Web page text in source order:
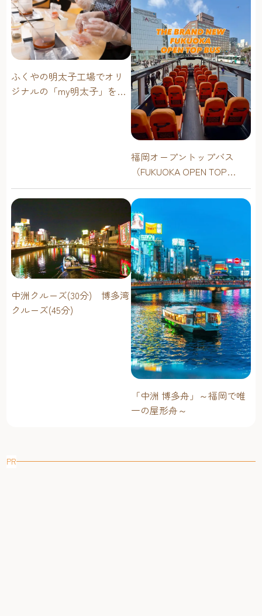
ふくやの明太子工場でオリ
ジナルの「my明太子」を作
福岡オープントップバス
（FUKUOKA OPEN TOP
BUS）
中洲クルーズ(30分) 博多湾
クルーズ(45分)
「中洲 博多舟」～福岡で唯
一の屋形舟～
PR